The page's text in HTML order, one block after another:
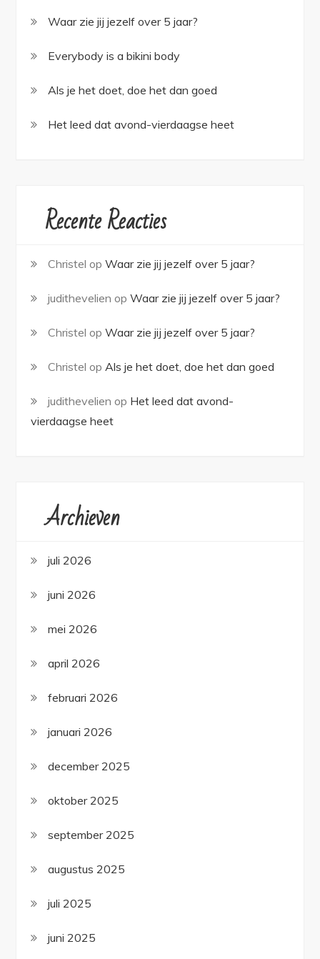
Waar zie jij jezelf over 5 jaar?
Everybody is a bikini body
Als je het doet, doe het dan goed
Het leed dat avond-vierdaagse heet
Recente Reacties
Christel opWaar zie jij jezelf over 5 jaar?
judithevelien opWaar zie jij jezelf over 5 jaar?
Christel opWaar zie jij jezelf over 5 jaar?
Christel op Als je het doet, doe het dan goed
judithevelien op Het leed dat avond-
vierdaagse heet
Archieven
juli 2026
juni 2026
mei 2026
april 2026
februari 2026
januari 2026
december 2025
oktober 2025
september 2025
augustus 2025
juli 2025
juni 2025